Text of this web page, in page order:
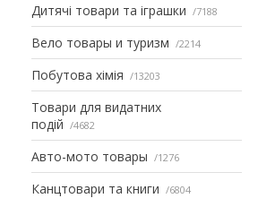
Дитячі товари та іграшки 7188
Вело товары и туризм 2214
Побутова хімія 13203
Товари для видатних
подій
4682
Авто-мото товары 1276
Канцтовари та книги 6804